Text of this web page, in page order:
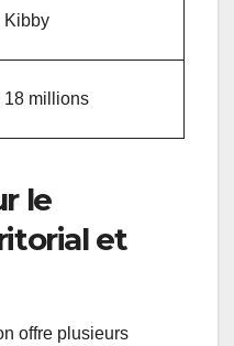
Kibby
18 millions
le
et
offre plusieurs